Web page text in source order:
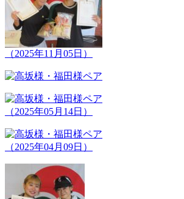
（2025年11月05日）
（2025年05月14日）
（2025年04月09日）